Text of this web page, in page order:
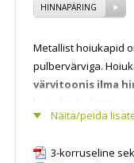
HINNAPÄRING
Näita/peida
Metallist hoiukapid
pulbervärviga.
värvitoonis ilma
kapiuksi ka
Hoiukapp on
lukustuslahendusi.
3-korruseline